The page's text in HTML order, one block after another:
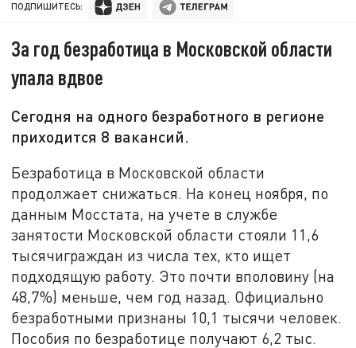
ПОДПИШИТЕСЬ:
За год безработица в Московской области
упала вдвое
Сегодня на одного безработного в регионе
приходится 8 вакансий.
Безработица в Московской области
продолжает снижаться. На конец ноября, по
данным Мосстата, на учете в службе
занятости Московской области стояли 11,6
тысячиграждан из числа тех, кто ищет
подходящую работу. Это почти вполовину (на
48,7%) меньше, чем год назад. Официально
безработными признаны 10,1 тысячи человек.
Пособия по безработице получают 6,2 тыс.